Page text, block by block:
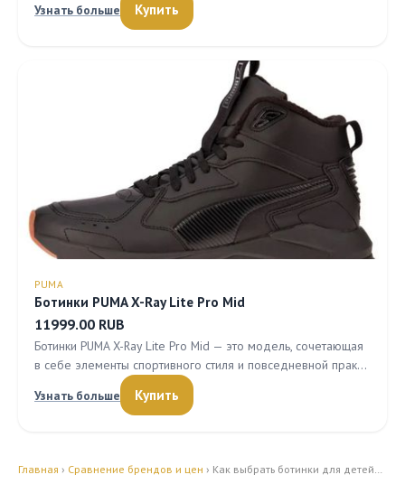
Узнать больше
Купить
PUMA
Ботинки PUMA X-Ray Lite Pro Mid
11999.00 RUB
Ботинки PUMA X-Ray Lite Pro Mid — это модель, сочетающая
в себе элементы спортивного стиля и повседневной прак…
Узнать больше
Купить
Главная › Сравнение брендов и цен › Как выбрать ботинки для детей…